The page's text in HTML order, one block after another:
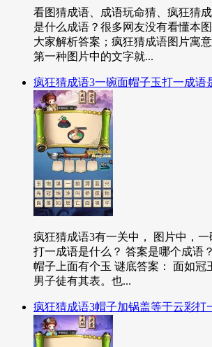
看图猜成语、成语玩命猜、疯狂猜
是什么成语？很多网友没有看懂本
大家解析答案；疯狂猜成语图片寓
第一种图片中的文字就...
疯狂猜成语3一碗面帽子玉打一成语
疯狂猜成语3有一关中， 图片中，一
打一成语是什么？ 答案是哪个成语
帽子上面有个玉 谜底答案： 面如冠
男子徒有其表。也...
疯狂猜成语3帽子加锅盖等于云彩打